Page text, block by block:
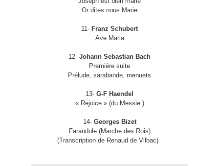
Or dites nous Marie
11- Franz Schubert
Ave Maria
12- Johann Sebastian Bach
Première suite
Prélude, sarabande, menuets
13- G-F Haendel
« Rejoice » (du Messie )
14- Georges Bizet
Farandole (Marche des Rois)
(Transcription de Renaud de Vilbac)